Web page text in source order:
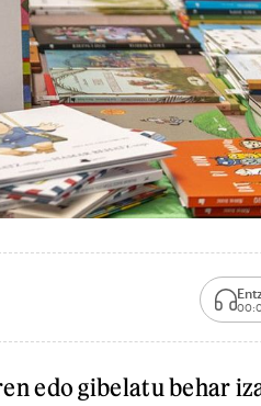
edo gibelatu behar